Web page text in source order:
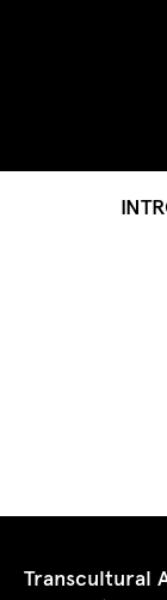
Transcultural